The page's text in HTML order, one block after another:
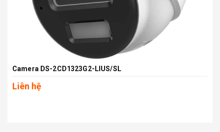
Camera DS-2CD1323G2-LIUS/SL
Liên hệ